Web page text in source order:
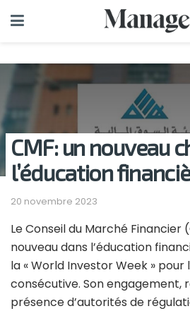
CMF: un nouveau
l’éducation
20 novembre 2023
Le Conseil du Marché Financier
nouveau dans l’éducation
la « World Investor Week »
consécutive. Son engagement,
présence d’autorités de